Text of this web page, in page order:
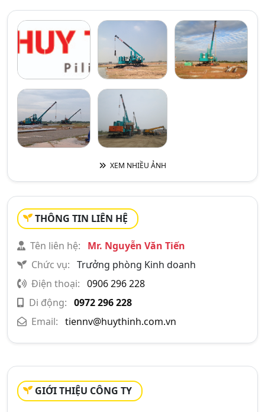
XEM NHIỀU ẢNH
THÔNG TIN LIÊN HỆ
Tên liên hệ:
Mr. Nguyễn Văn Tiến
Chức vụ: Trưởng phòng Kinh doanh
Điện thoại: 0906 296 228
Di động: 0972 296 228
Email: tiennv@huythinh.com.vn
GIỚI THIỆU CÔNG TY